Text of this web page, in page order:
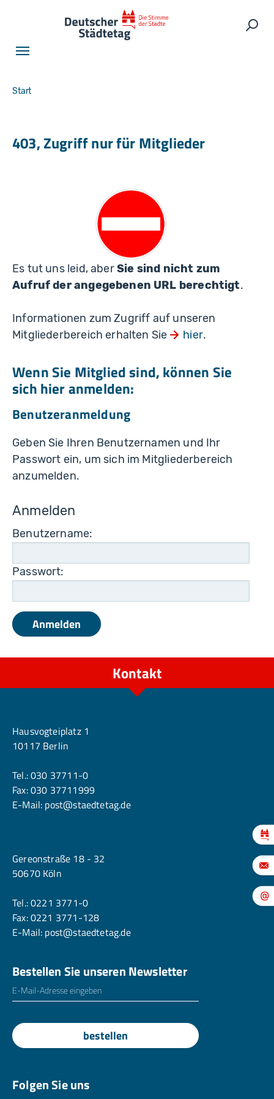
You are here:
Start
403, Zugriff nur für Mitglieder
Es tut uns leid, aberSie sind nicht zum
Aufruf der angegebenen URL berechtigt.
Informationen zum Zugriff auf unseren
Mitgliederbereich erhalten Sie
hier.
Wenn Sie Mitglied sind, können Sie
sich hier anmelden:
Benutzeranmeldung
Geben Sie Ihren Benutzernamen und Ihr
Passwort ein, um sich im Mitgliederbereich
anzumelden.
Anmelden
Benutzername:
Passwort:
Kontakt
Hausvogteiplatz 1
10117 Berlin
Tel.:030 37711-0
Fax: 030 37711999
E-Mail: post@staedtetag.de
Gereonstraße 18 - 32
50670 Köln
Tel.:0221 3771-0
Fax: 0221 3771-128
E-Mail: post@staedtetag.de
Bestellen Sie unseren Newsletter
E-Mailadresse
bestellen
Folgen Sie uns